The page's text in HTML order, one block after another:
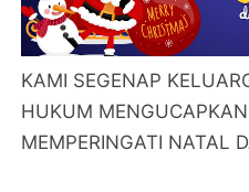
KAMI SEGENAP
HUKUM
MEMPERINGATI NATAL